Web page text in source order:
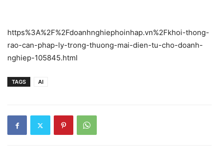
https%3A%2F%2Fdoanhnghiephoinhap.vn%2Fkhoi-thong-
rao-can-phap-ly-trong-thuong-mai-dien-tu-cho-doanh-
nghiep-105845.html
TAGS AI